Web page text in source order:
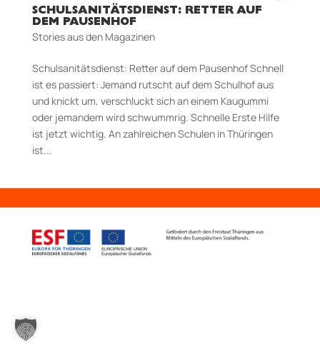
SCHULSANITÄTSDIENST: RETTER AUF
DEM PAUSENHOF
Stories aus den Magazinen
Schulsanitätsdienst: Retter auf dem Pausenhof Schnell
ist es passiert: Jemand rutscht auf dem Schulhof aus
und knickt um, verschluckt sich an einem Kaugummi
oder jemandem wird schwummrig. Schnelle Erste Hilfe
ist jetzt wichtig. An zahlreichen Schulen in Thüringen
ist...